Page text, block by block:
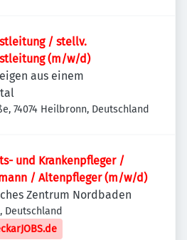
/ stellv.
(m/w/d)
aus einem
74074 Heilbronn, Deutschland
und Krankenpfleger /
/ Altenpfleger (m/w/d)
Zentrum Nordbaden
Deutschland